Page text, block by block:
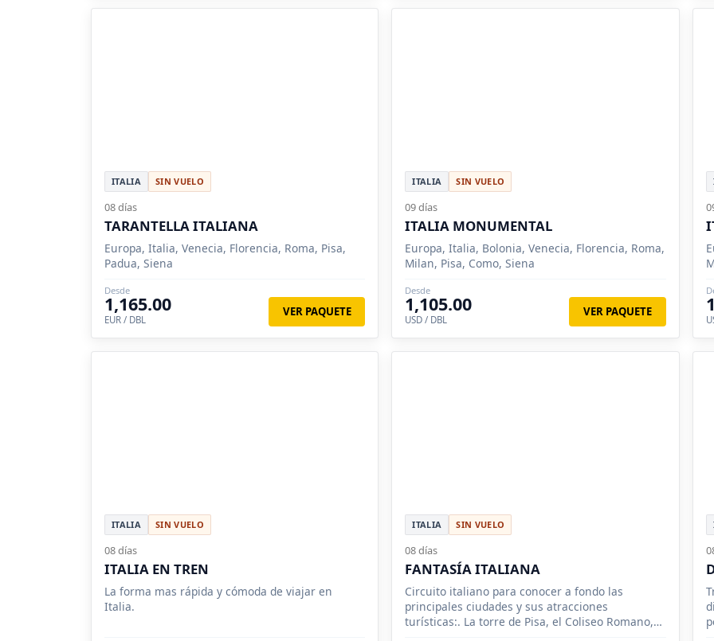
ITALIA SIN VUELO
08 días
TARANTELLA ITALIANA
Europa, Italia, Venecia, Florencia, Roma, Pisa,
Padua, Siena
Desde
1,165.00
EUR / DBL
VER PAQUETE
ITALIA SIN VUELO
09 días
ITALIA MONUMENTAL
Europa, Italia, Bolonia, Venecia, Florencia, Roma,
Milan, Pisa, Como, Siena
Desde
1,105.00
USD / DBL
VER PAQUETE
ITALIA SIN VUELO
08 días
ITALIA EN TREN
La forma mas rápida y cómoda de viajar en
Italia.
ITALIA SIN VUELO
08 días
FANTASÍA ITALIANA
Circuito italiano para conocer a fondo las
principales ciudades y sus atracciones
turísticas:. La torre de Pisa, el Coliseo Romano,